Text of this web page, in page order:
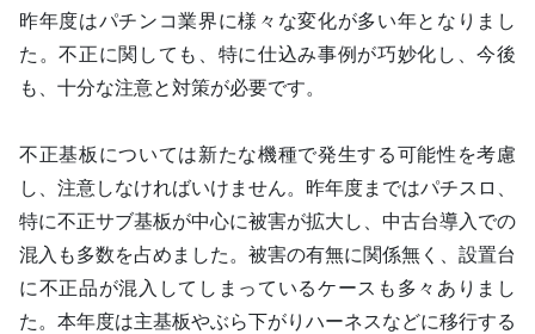
昨年度はパチンコ業界に様々な変化が多い年となりまし
た。不正に関しても、特に仕込み事例が巧妙化し、今後
も、十分な注意と対策が必要です。
不正基板については新たな機種で発生する可能性を考慮
し、注意しなければいけません。昨年度まではパチスロ、
特に不正サブ基板が中心に被害が拡大し、中古台導入での
混入も多数を占めました。被害の有無に関係無く、設置台
に不正品が混入してしまっているケースも多々ありまし
た。本年度は主基板やぶら下がりハーネスなどに移行する